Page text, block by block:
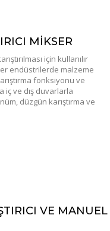
MİKSER
için kullanılır
endüstrilerde malzeme
fonksiyonu ve
iç ve dış duvarlarla
düzgün karıştırma ve
VE MANUEL